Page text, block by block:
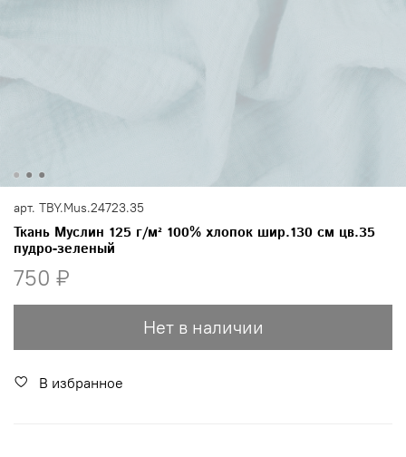
арт. TBY.Mus.24723.35
Ткань Муслин 125 г/м² 100% хлопок шир.130 см цв.35
пудро-зеленый
750 ₽
Нет в наличии
В избранное